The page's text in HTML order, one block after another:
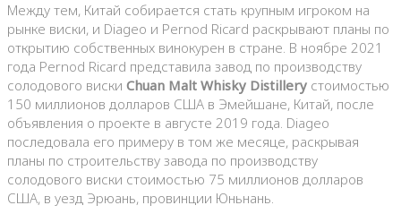
Между тем, Китай собирается стать крупным игроком на
рынке виски, и Diageo и Pernod Ricard раскрывают планы по
открытию собственных винокурен в стране. В ноябре 2021
года Pernod Ricard представила завод по производству
солодового виски Chuan Malt Whisky Distillery стоимостью
150 миллионов долларов США в Эмейшане, Китай, после
объявления о проекте в августе 2019 года. Diageo
последовала его примеру в том же месяце, раскрывая
планы по строительству завода по производству
солодового виски стоимостью 75 миллионов долларов
США, в уезд Эрюань, провинции Юньнань.